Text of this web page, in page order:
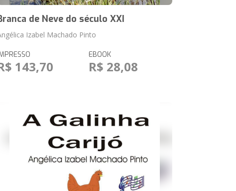
de Neve do século XXI
Izabel Machado Pinto
143,70
EBOOK
R$ 28,08